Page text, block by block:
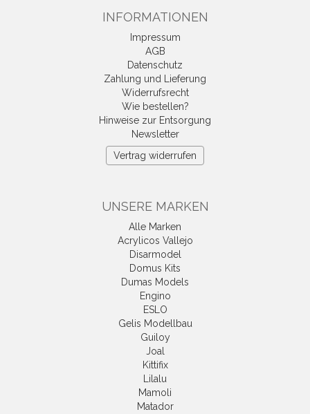
INFORMATIONEN
Impressum
AGB
Datenschutz
Zahlung und Lieferung
Widerrufsrecht
Wie bestellen?
Hinweise zur Entsorgung
Newsletter
Vertrag widerrufen
UNSERE MARKEN
Alle Marken
Acrylicos Vallejo
Disarmodel
Domus Kits
Dumas Models
Engino
ESLO
Gelis Modellbau
Guiloy
Joal
Kittifix
Lilalu
Mamoli
Matador